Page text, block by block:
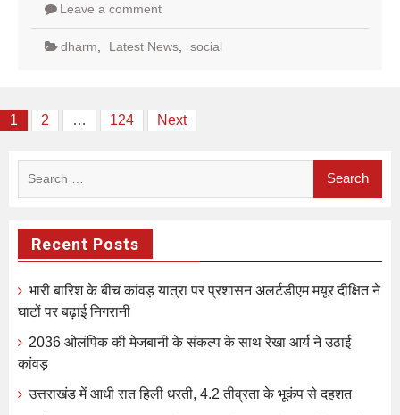
Leave a comment
dharm Latest News social
Posts
1 2 … 124 Next
Recent Posts
भारी बारिश के बीच कांवड़ यात्रा पर प्रशासन अलर्टडीएम मयूर दीक्षित ने
घाटों पर बढ़ाई निगरानी
2036 ओलंपिक की मेजबानी के संकल्प के साथ रेखा आर्य ने उठाई
कांवड़
उत्तराखंड में आधी रात हिली धरती, 4.2 तीव्रता के भूकंप से दहशत